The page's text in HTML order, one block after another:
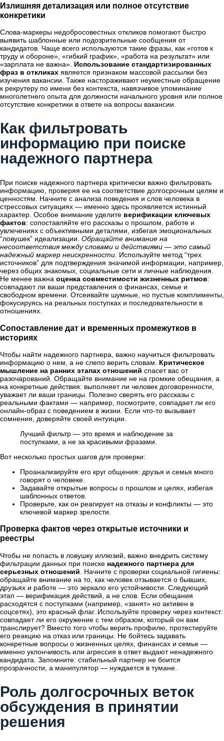
Излишняя детализация или полное отсутствие
конкретики
Слова-маркеры недобросовестных откликов помогают быстро
выявить шаблонные или подозрительные сообщения от
кандидатов. Чаще всего используются такие фразы, как «готов к
труду и обороне», «гибкий график», «работа на результат» или
«зарплата не важна». Использование стандартизированных
фраз в откликах является признаком массовой рассылки без
изучения вакансии. Также настораживают неуместные обращение
к рекрутеру по имени без контекста, навязчивое упоминание
многолетнего опыта для должности начального уровня или полное
отсутствие конкретики в ответе на вопросы вакансии.
Как фильтровать
информацию при поиске
надежного партнера
При поиске надежного партнера критически важно фильтровать
информацию, проверяя ее на соответствие долгосрочным целям и
ценностям. Начните с анализа поведения и слов человека в
стрессовых ситуациях — именно здесь проявляется истинный
характер. Особое внимание уделите верификации ключевых
фактов: сопоставляйте его рассказы о прошлом, работе и
увлечениях с объективными деталями, избегая эмоциональных
“ловушек” идеализации. Обращайте внимание на
несоответствия между словами и действиями — это самый
надежный маркер неискренности. Используйте метод “трех
источников” для подтверждения значимой информации, например,
через общих знакомых, социальные сети и личные наблюдения.
Не менее важна оценка совместимости жизненных ритмов:
совпадают ли ваши представления о финансах, семье и
свободном времени. Отсеивайте шумные, но пустые комплименты,
фокусируясь на реальных поступках и последовательности в
отношениях.
Сопоставление дат и временных промежутков в
историях
Чтобы найти надежного партнера, важно научиться фильтровать
информацию о нем, а не слепо верить словам. Критическое
мышление на ранних этапах отношений спасет вас от
разочарований. Обращайте внимание не на громкие обещания, а
на конкретные действия: выполняет ли человек договоренности,
уважает ли ваши границы. Полезно сверять его рассказы с
реальными фактами — например, посмотрите, совпадает ли его
онлайн-образ с поведением в жизни. Если что-то вызывает
сомнения, доверяйте своей интуиции.
Лучший фильтр — это время и наблюдение за
поступками, а не за красивыми фразами.
Вот несколько простых шагов для проверки:
Проанализируйте его круг общения: друзья и семья много
говорят о человеке.
Задавайте открытые вопросы о прошлом и целях, избегая
шаблонных ответов.
Проверьте, как он реагирует на отказы и конфликты — это
ключевой маркер зрелости.
Проверка фактов через открытые источники и
реестры
Чтобы не попасть в ловушку иллюзий, важно внедрить систему
фильтрации данных при поиске надежного партнера для
серьезных отношений . Начните с проверки социальной гигиены:
обращайте внимание на то, как человек отзывается о бывших,
друзьях и работе — это зеркало его устойчивости. Следующий
этап — верификация действий, а не слов. Если обещания
расходятся с поступками (например, «занят» но активен в
соцсетях), это красный флаг. Используйте проверку через контекст:
совпадает ли его окружение с тем образом, который он вам
транслирует? Вместо того чтобы верить профилю, протестируйте
его реакцию на отказ или границы. Не бойтесь задавать
конкретные вопросы о жизненных целях, финансах и семье —
именно уклончивость или агрессия в ответ выдают ненадежного
кандидата. Запомните: стабильный партнер не боится
прозрачности, а манипулятор — нуждается в тумане.
Роль долгосрочных веток
обсуждения в принятии
решения